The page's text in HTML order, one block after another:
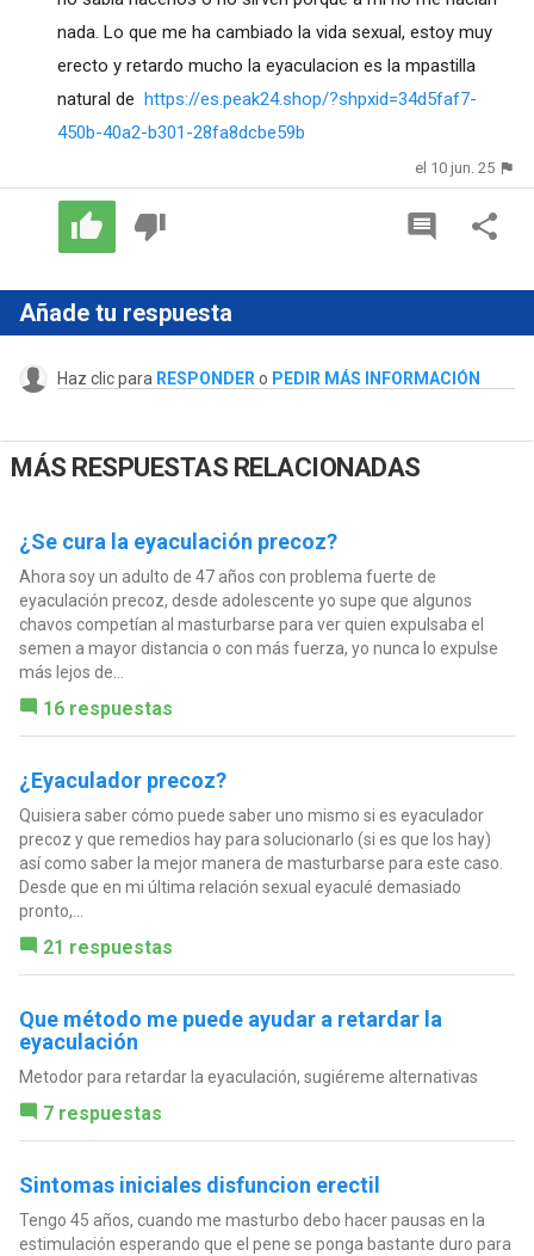
nada. Lo que me ha cambiado la vida sexual, estoy muy
erecto y retardo mucho la eyaculacion es la mpastilla
natural de
https://es.peak24.shop/?shpxid=34d5faf7-
450b-40a2-b301-28fa8dcbe59b
el 10 jun. 25
Añade tu respuesta
Haz clic para RESPONDER o PEDIR MÁS INFORMACIÓN
MÁS RESPUESTAS RELACIONADAS
¿Se cura la eyaculación precoz?
Ahora soy un adulto de 47 años con problema fuerte de
eyaculación precoz, desde adolescente yo supe que algunos
chavos competían al masturbarse para ver quien expulsaba el
semen a mayor distancia o con más fuerza, yo nunca lo expulse
más lejos de...
16 respuestas
¿Eyaculador precoz?
Quisiera saber cómo puede saber uno mismo si es eyaculador
precoz y que remedios hay para solucionarlo (si es que los hay)
así como saber la mejor manera de masturbarse para este caso.
Desde que en mi última relación sexual eyaculé demasiado
pronto,...
21 respuestas
Que método me puede ayudar a retardar la
eyaculación
Metodor para retardar la eyaculación, sugiéreme alternativas
7 respuestas
Sintomas iniciales disfuncion erectil
Tengo 45 años, cuando me masturbo debo hacer pausas en la
estimulación esperando que el pene se ponga bastante duro para